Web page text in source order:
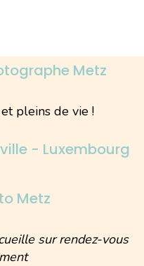
Metz
pleins de vie !
- Luxembourg
Metz
sur rendez-vous